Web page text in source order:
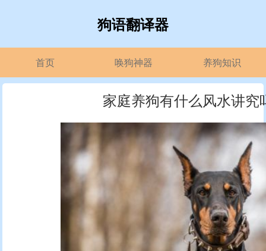
狗语翻译器
首页 唤狗神器 养狗知识
家庭养狗有什么风水讲究